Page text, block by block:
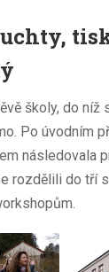
školy, do níž
Po úvodním
následovala
rozdělili do tří